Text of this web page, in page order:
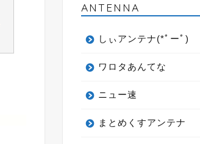
ANTENNA
しぃアンテナ(*ﾟーﾟ)
ワロタあんてな
ニュー速
まとめくすアンテナ